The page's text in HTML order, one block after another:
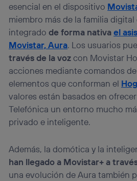
esencial en el dispositivo
miembro más de la familia digital
integradode forma nativael
Movistar, Aura. Los usuarios
través de la vozcon Movistar
acciones mediante comandos
elementos que conforman el
valores están basados en
Telefónica un entorno mucho
privado e inteligente.
Además, la domótica y la
han llegado a Movistar+ a
una evolución de Aura también